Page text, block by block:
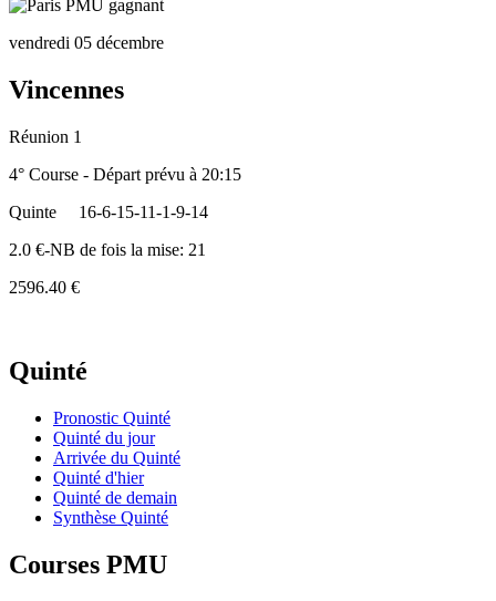
vendredi 05 décembre
Vincennes
Réunion 1
4° Course - Départ prévu à 20:15
Quinte
16-6-15-11-1-9-14
2.0 €-NB de fois la mise: 21
2596.40 €
Quinté
Pronostic Quinté
Quinté du jour
Arrivée du Quinté
Quinté d'hier
Quinté de demain
Synthèse Quinté
Courses PMU